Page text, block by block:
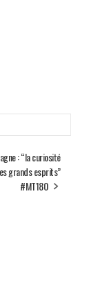
: “la curiosité
grands esprits”
#MT180